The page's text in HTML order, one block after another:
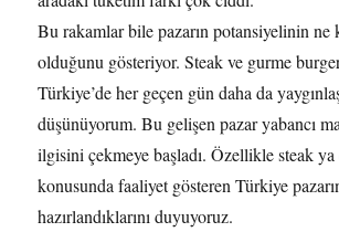
Bu rakamlar bile pazarın potansiyelinin ne
olduğunu gösteriyor. Steak ve gurme
Türkiye’de her geçen gün daha da
düşünüyorum. Bu gelişen pazar yabancı
ilgisini çekmeye başladı. Özellikle steak
konusunda faaliyet gösteren Türkiye
hazırlandıklarını duyuyoruz.